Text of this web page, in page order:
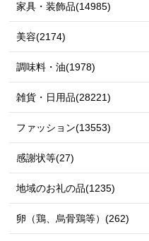
家具・装飾品(14985)
美容(2174)
調味料・油(1978)
雑貨・日用品(28221)
ファッション(13553)
感謝状等(27)
地域のお礼の品(1235)
卵（鶏、烏骨鶏等）(262)